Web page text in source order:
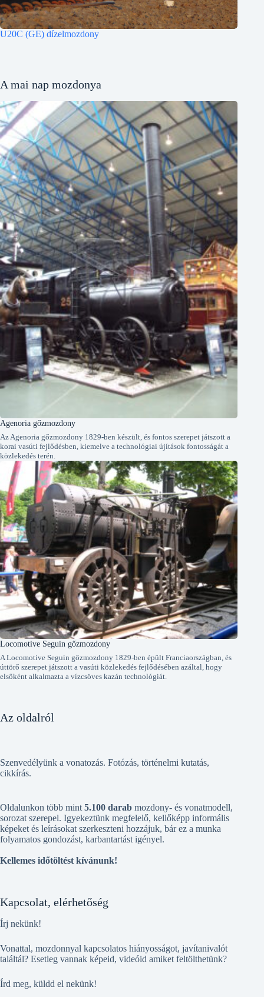
U20C (GE) dízelmozdony
A mai nap mozdonya
Agenoria gőzmozdony
Az Agenoria gőzmozdony 1829-ben készült, és fontos szerepet játszott a
korai vasúti fejlődésben, kiemelve a technológiai újítások fontosságát a
közlekedés terén.
Locomotive Seguin gőzmozdony
A Locomotive Seguin gőzmozdony 1829-ben épült Franciaországban, és
úttörő szerepet játszott a vasúti közlekedés fejlődésében azáltal, hogy
elsőként alkalmazta a vízcsöves kazán technológiát.
Az oldalról
Szenvedélyünk a vonatozás. Fotózás, történelmi kutatás,
cikkírás.
Oldalunkon több mint 5.100 darab mozdony- és vonatmodell,
sorozat szerepel. Igyekeztünk megfelelő, kellőképp informális
képeket és leírásokat szerkeszteni hozzájuk, bár ez a munka
folyamatos gondozást, karbantartást igényel.
Kellemes időtöltést kívánunk!
Kapcsolat, elérhetőség
Írj nekünk!
Vonattal, mozdonnyal kapcsolatos hiányosságot, javítanivalót
találtál? Esetleg vannak képeid, videóid amiket feltölthetünk?
Írd meg, küldd el nekünk!